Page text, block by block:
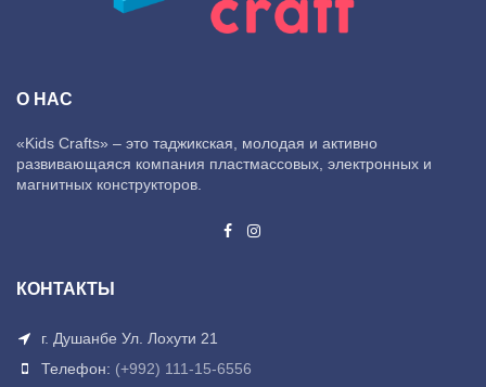
О НАС
«Kids Crafts» – это таджикская, молодая и активно
развивающаяся компания пластмассовых, электронных и
магнитных конструкторов.
КОНТАКТЫ
г. Душанбе Ул. Лохути 21
Телефон: (+992) 111-15-6556